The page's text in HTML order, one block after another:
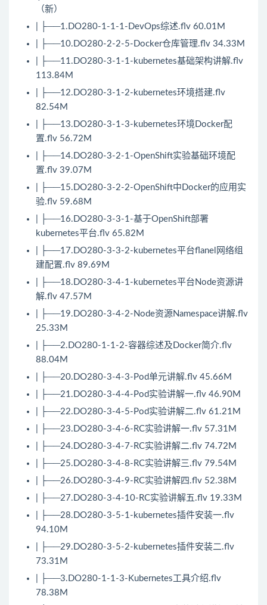
（新）
| ├──1.DO280-1-1-1-DevOps综述.flv 60.01M
| ├──10.DO280-2-2-5-Docker仓库管理.flv 34.33M
| ├──11.DO280-3-1-1-kubernetes基础架构讲解.flv
113.84M
| ├──12.DO280-3-1-2-kubernetes环境搭建.flv
82.54M
| ├──13.DO280-3-1-3-kubernetes环境Docker配
置.flv 56.72M
| ├──14.DO280-3-2-1-OpenShift实验基础环境配
置.flv 39.07M
| ├──15.DO280-3-2-2-OpenShift中Docker的应用实
验.flv 59.68M
| ├──16.DO280-3-3-1-基于OpenShift部署
kubernetes平台.flv 65.82M
| ├──17.DO280-3-3-2-kubernetes平台flanel网络组
建配置.flv 89.69M
| ├──18.DO280-3-4-1-kubernetes平台Node资源讲
解.flv 47.57M
| ├──19.DO280-3-4-2-Node资源Namespace讲解.flv
25.33M
| ├──2.DO280-1-1-2-容器综述及Docker简介.flv
88.04M
| ├──20.DO280-3-4-3-Pod单元讲解.flv 45.66M
| ├──21.DO280-3-4-4-Pod实验讲解一.flv 46.90M
| ├──22.DO280-3-4-5-Pod实验讲解二.flv 61.21M
| ├──23.DO280-3-4-6-RC实验讲解一.flv 57.31M
| ├──24.DO280-3-4-7-RC实验讲解二.flv 74.72M
| ├──25.DO280-3-4-8-RC实验讲解三.flv 79.54M
| ├──26.DO280-3-4-9-RC实验讲解四.flv 52.38M
| ├──27.DO280-3-4-10-RC实验讲解五.flv 19.33M
| ├──28.DO280-3-5-1-kubernetes插件安装一.flv
94.10M
| ├──29.DO280-3-5-2-kubernetes插件安装二.flv
73.31M
| ├──3.DO280-1-1-3-Kubernetes工具介绍.flv
78.38M